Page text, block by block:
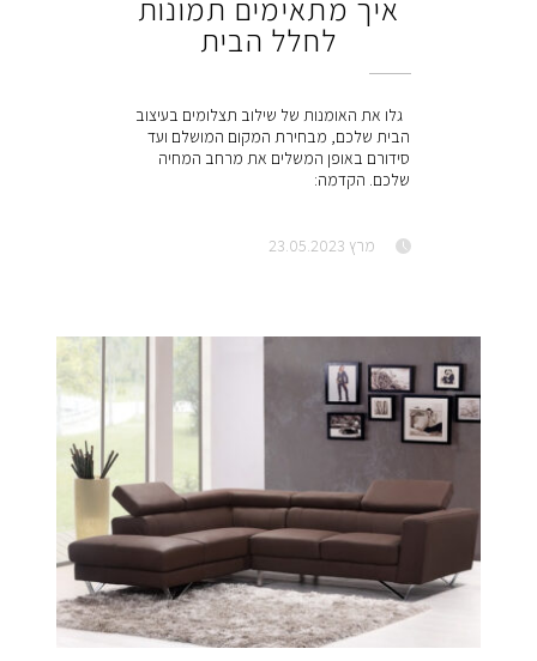
איך מתאימים תמונות
לחלל הבית
גלו את האומנות של שילוב תצלומים בעיצוב
הבית שלכם, מבחירת המקום המושלם ועד
סידורם באופן המשלים את מרחב המחיה
שלכם. הקדמה:
מרץ 23.05.2023